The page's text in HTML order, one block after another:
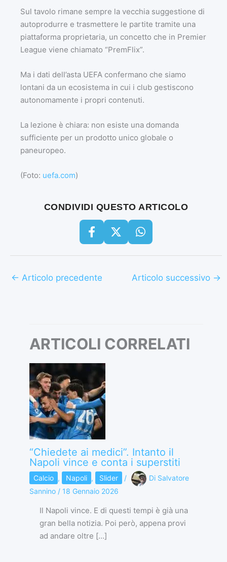
Sul tavolo rimane sempre la vecchia suggestione di
autoprodurre e trasmettere le partite tramite una
piattaforma proprietaria, un concetto che in Premier
League viene chiamato “PremFlix”.
Ma i dati dell’asta UEFA confermano che siamo
lontani da un ecosistema in cui i club gestiscono
autonomamente i propri contenuti.
La lezione è chiara: non esiste una domanda
sufficiente per un prodotto unico globale o
paneuropeo.
(Foto: uefa.com)
CONDIVIDI QUESTO ARTICOLO
← Articolo precedente Articolo successivo →
ARTICOLI CORRELATI
“Chiedete ai medici”. Intanto il
Napoli vince e conta i superstiti
Calcio , Napoli , Slider / Di Salvatore
Sannino / 18 Gennaio 2026
Il Napoli vince. E di questi tempi è già una
gran bella notizia. Poi però, appena provi
ad andare oltre […]